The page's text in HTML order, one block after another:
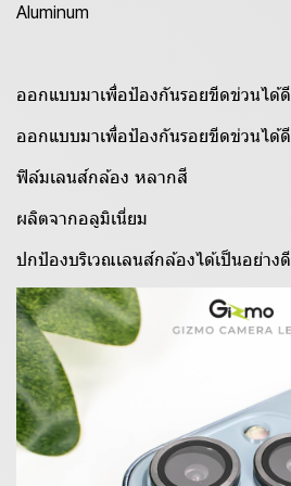
Aluminum
ออกแบบมาเพื่อป้องกันรอยขีดข่วนได้ดี
ออกแบบมาเพื่อป้องกันรอยขีดข่วนได้ดี
ฟิล์มเลนส์กล้อง หลากสี
ผลิตจากอลูมิเนี่ยม
ปกป้องบริเวณเลนส์กล้องได้เป็นอย่างดี